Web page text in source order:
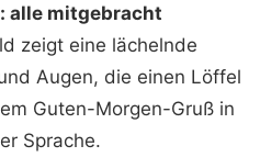
alle mitgebracht
zeigt eine lächelnde
Augen, die einen Löffel
Guten-Morgen-Gruß in
Sprache.